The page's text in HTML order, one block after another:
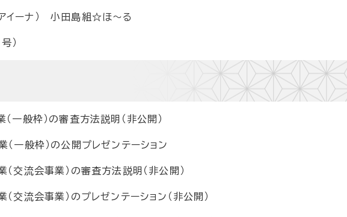
イーナ） 小田島組☆ほ～る
）
一般枠）の審査方法説明（非公開）
一般枠）の公開プレゼンテーション
交流会事業）の審査方法説明（非公開）
交流会事業）のプレゼンテーション（非公開）